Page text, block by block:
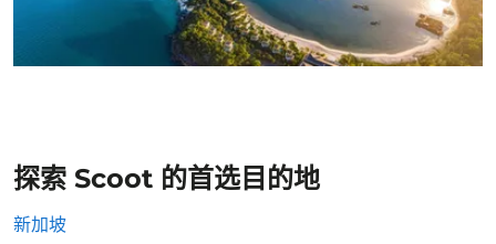
探索 Scoot 的首选目的地
新加坡